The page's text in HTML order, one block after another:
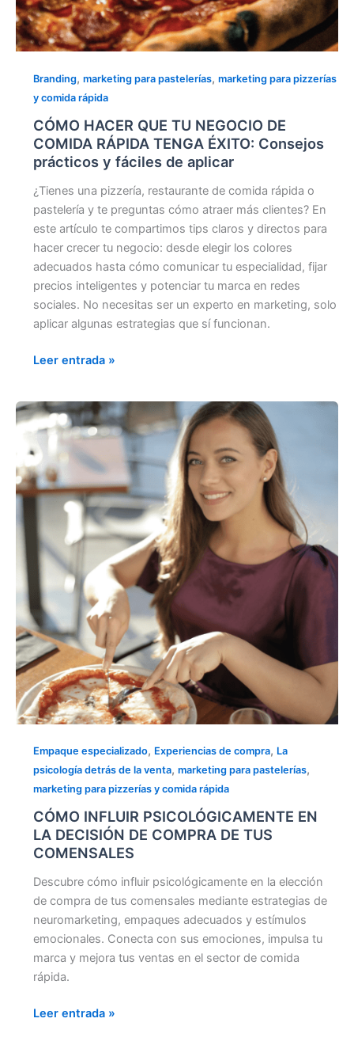
Branding, marketing para pastelerías, marketing para pizzerías
y comida rápida
CÓMO HACER QUE TU NEGOCIO DE
COMIDA RÁPIDA TENGA ÉXITO: Consejos
prácticos y fáciles de aplicar
¿Tienes una pizzería, restaurante de comida rápida o
pastelería y te preguntas cómo atraer más clientes? En
este artículo te compartimos tips claros y directos para
hacer crecer tu negocio: desde elegir los colores
adecuados hasta cómo comunicar tu especialidad, fijar
precios inteligentes y potenciar tu marca en redes
sociales. No necesitas ser un experto en marketing, solo
aplicar algunas estrategias que sí funcionan.
Leer entrada »
Empaque especializado, Experiencias de compra, La
psicología detrás de la venta, marketing para pastelerías,
marketing para pizzerías y comida rápida
CÓMO INFLUIR PSICOLÓGICAMENTE EN
LA DECISIÓN DE COMPRA DE TUS
COMENSALES
Descubre cómo influir psicológicamente en la elección
de compra de tus comensales mediante estrategias de
neuromarketing, empaques adecuados y estímulos
emocionales. Conecta con sus emociones, impulsa tu
marca y mejora tus ventas en el sector de comida
rápida.
CÓMO
INFLUIR
PSICOLÓGICAMENTE
EN
LA
DECISIÓN
COMPRA
COMENSALES
Leer entrada »